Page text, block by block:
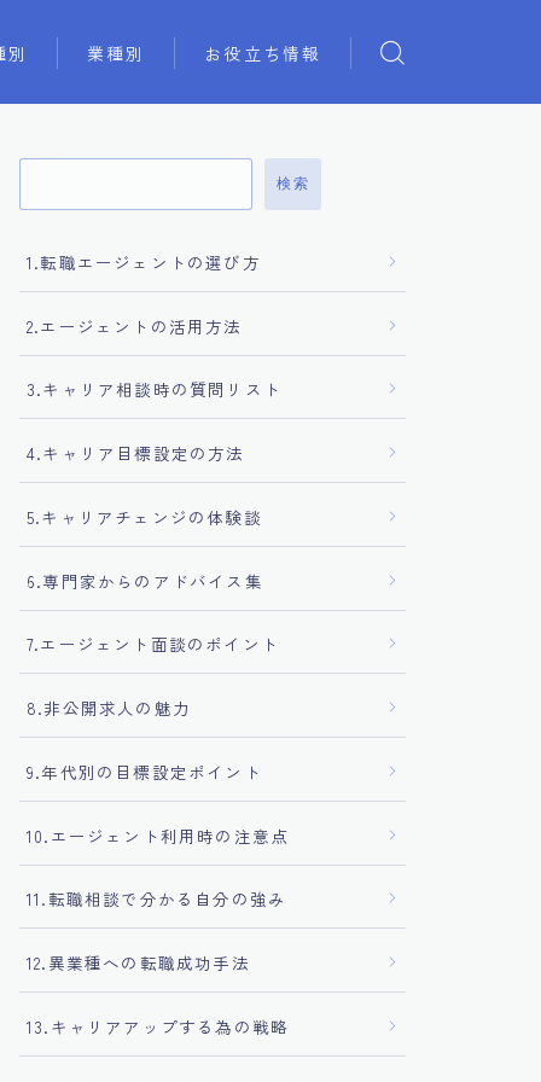
別 業種別 お役立ち情報
検索
1.転職エージェントの選び方
2.エージェントの活用方法
3.キャリア相談時の質問リスト
4.キャリア目標設定の方法
5.キャリアチェンジの体験談
6.専門家からのアドバイス集
7.エージェント面談のポイント
8.非公開求人の魅力
9.年代別の目標設定ポイント
10.エージェント利用時の注意点
11.転職相談で分かる自分の強み
12.異業種への転職成功手法
13.キャリアアップする為の戦略